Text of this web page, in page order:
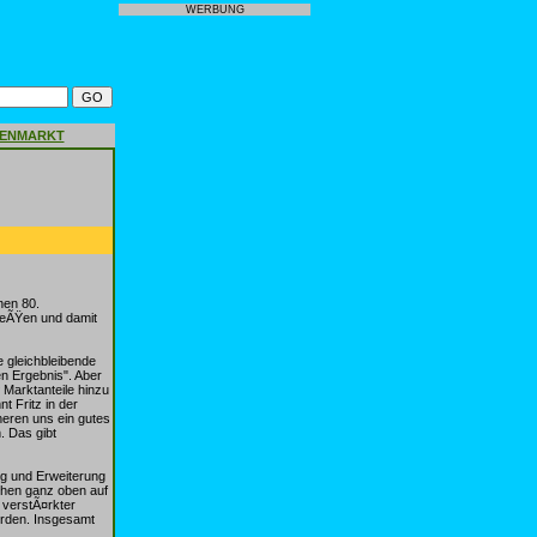
80.
und damit
gleichbleibende
Ergebnis". Aber
hinzu
Fritz in der
uns ein gutes
Das gibt
und Erweiterung
ganz oben auf
verstÃ¤rkter
Insgesamt
WERBUNG